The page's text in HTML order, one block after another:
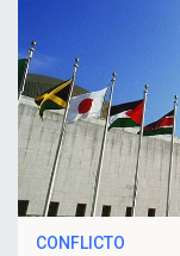
CONFLICTO